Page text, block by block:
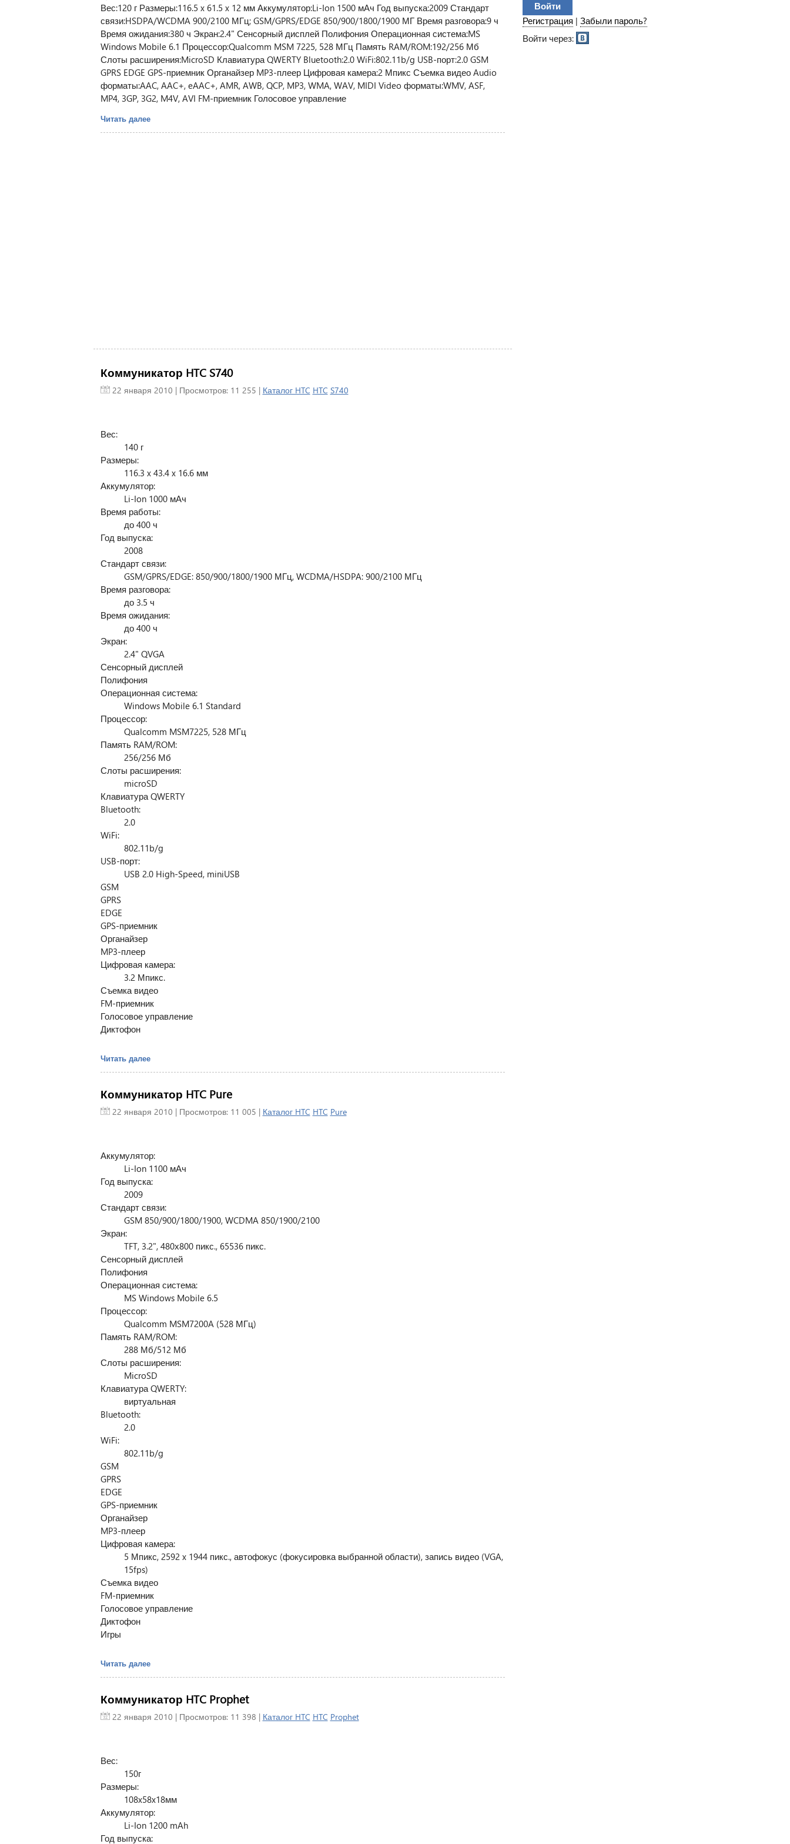
Вес:120 г Размеры:116.5 x 61.5 x 12 мм Аккумулятор:Li-Ion 1500 мАч Год выпуска:2009 Стандарт
связи:HSDPA/WCDMA 900/2100 МГц; GSM/GPRS/EDGE 850/900/1800/1900 МГ Время разговора:9 ч
Время ожидания:380 ч Экран:2.4" Сенсорный дисплей Полифония Операционная система:MS
Windows Mobile 6.1 Процессор:Qualcomm MSM 7225, 528 МГц Память RAM/ROM:192/256 Мб
Слоты расширения:MicroSD Клавиатура QWERTY Bluetooth:2.0 WiFi:802.11b/g USB-порт:2.0 GSM
GPRS EDGE GPS-приемник Органайзер MP3-плеер Цифровая камера:2 Мпикс Съемка видео Audio
форматы:AAC, AAC+, eAAC+, AMR, AWB, QCP, MP3, WMA, WAV, MIDI Video форматы:WMV, ASF,
MP4, 3GP, 3G2, M4V, AVI FM-приемник Голосовое управление
Читать далее
Коммуникатор HTC S740
22 января 2010 | Просмотров: 11 255 | Каталог HTC HTC S740
Вес:
140 г
Размеры:
116.3 x 43.4 x 16.6 мм
Аккумулятор:
Li-Ion 1000 мАч
Время работы:
до 400 ч
Год выпуска:
2008
Стандарт связи:
GSM/GPRS/EDGE: 850/900/1800/1900 МГц, WCDMA/HSDPA: 900/2100 МГц
Время разговора:
до 3.5 ч
Время ожидания:
до 400 ч
Экран:
2.4" QVGA
Сенсорный дисплей
Полифония
Операционная система:
Windows Mobile 6.1 Standard
Процессор:
Qualcomm MSM7225, 528 МГц
Память RAM/ROM:
256/256 Мб
Слоты расширения:
microSD
Клавиатура QWERTY
Bluetooth:
2.0
WiFi:
802.11b/g
USB-порт:
USB 2.0 High-Speed, miniUSB
GSM
GPRS
EDGE
GPS-приемник
Органайзер
MP3-плеер
Цифровая камера:
3.2 Мпикс.
Съемка видео
FM-приемник
Голосовое управление
Диктофон
Читать далее
Коммуникатор HTC Pure
22 января 2010 | Просмотров: 11 005 | Каталог HTC HTC Pure
Аккумулятор:
Li-Ion 1100 мАч
Год выпуска:
2009
Стандарт связи:
GSM 850/900/1800/1900, WCDMA 850/1900/2100
Экран:
TFT, 3.2", 480х800 пикс., 65536 пикс.
Сенсорный дисплей
Полифония
Операционная система:
MS Windows Mobile 6.5
Процессор:
Qualcomm MSM7200A (528 МГц)
Память RAM/ROM:
288 Мб/512 Мб
Слоты расширения:
MicroSD
Клавиатура QWERTY:
виртуальная
Bluetooth:
2.0
WiFi:
802.11b/g
GSM
GPRS
EDGE
GPS-приемник
Органайзер
MP3-плеер
Цифровая камера:
5 Мпикс, 2592 x 1944 пикс., автофокус (фокусировка выбранной области), запись видео (VGA,
15fps)
Съемка видео
FM-приемник
Голосовое управление
Диктофон
Игры
Читать далее
Коммуникатор HTC Prophet
22 января 2010 | Просмотров: 11 398 | Каталог HTC HTC Prophet
Вес:
150г
Размеры:
108x58x18мм
Аккумулятор:
Li-Ion 1200 mAh
Год выпуска:
Регистрация | Забыли пароль?
Войти через: